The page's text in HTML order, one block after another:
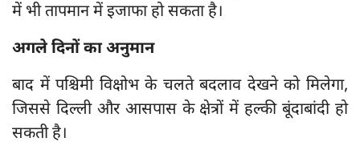
में भी तापमान में इजाफा हो सकता है।
अगले दिनों का अनुमान
बाद में पश्चिमी विक्षोभ के चलते बदलाव देखने को मिलेगा,
जिससे दिल्ली और आसपास के क्षेत्रों में हल्की बूंदाबांदी हो
सकती है।